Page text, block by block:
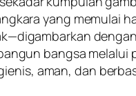
yang memulai
bangsa
aman, dan